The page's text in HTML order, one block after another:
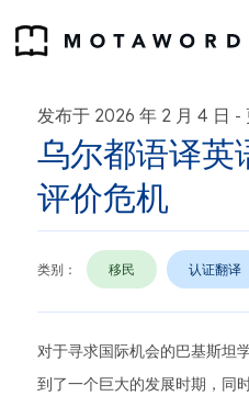
发布于 2026 年 2 月 4 日 -
乌尔都语译英
评价危机
类别： 移民 认证翻译
对于寻求国际机会的巴基斯坦
到了一个巨大的发展时期，同